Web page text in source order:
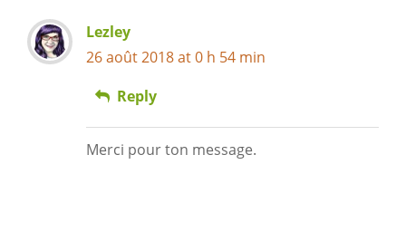
Lezley
26 août 2018 at 0 h 54 min
Reply
Merci pour ton message.